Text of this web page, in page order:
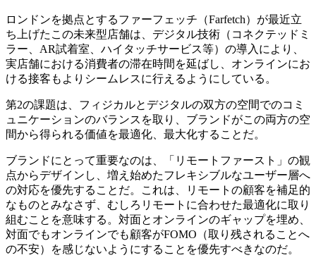
ロンドンを拠点とするファーフェッチ（Farfetch）が最近立
ち上げたこの未来型店舗は、デジタル技術（コネクテッドミ
ラー、AR試着室、ハイタッチサービス等）の導入により、
実店舗における消費者の滞在時間を延ばし、オンラインにお
ける接客もよりシームレスに行えるようにしている。
第2の課題は、フィジカルとデジタルの双方の空間でのコミ
ュニケーションのバランスを取り、ブランドがこの両方の空
間から得られる価値を最適化、最大化することだ。
ブランドにとって重要なのは、「リモートファースト」の観
点からデザインし、増え始めたフレキシブルなユーザー層へ
の対応を優先することだ。これは、リモートの顧客を補足的
なものとみなさず、むしろリモートに合わせた最適化に取り
組むことを意味する。対面とオンラインのギャップを埋め、
対面でもオンラインでも顧客がFOMO（取り残されることへ
の不安）を感じないようにすることを優先すべきなのだ。